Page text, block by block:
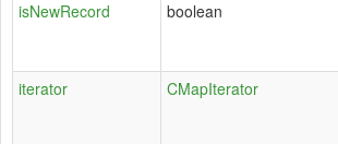
isNewRecord boolean
iterator CMapIterator